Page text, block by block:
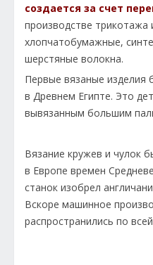
создается за счет
производстве трикотажа
хлопчатобумажные,
шерстяные волокна.
Первые вязаные изделия
в Древнем Египте. Это
вывязанным большим
Вязание кружев и чулок
в Европе времен
станок изобрел
Вскоре машинное
распространились по